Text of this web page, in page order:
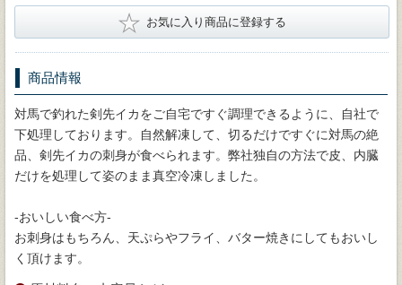
★ お気に入り商品に登録する
商品情報
対馬で釣れた剣先イカをご自宅ですぐ調理できるように、自社で
下処理しております。自然解凍して、切るだけですぐに対馬の絶
品、剣先イカの刺身が食べられます。弊社独自の方法で皮、内臓
だけを処理して姿のまま真空冷凍しました。
-おいしい食べ方-
お刺身はもちろん、天ぷらやフライ、バター焼きにしてもおいし
く頂けます。